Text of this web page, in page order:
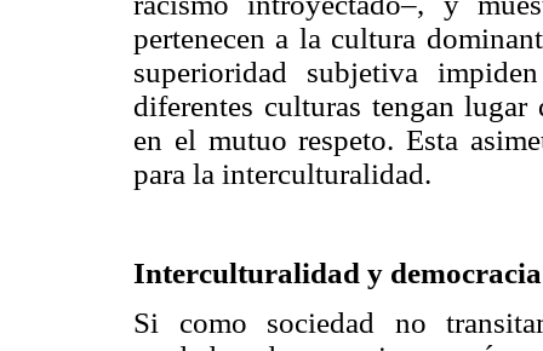
pertenecen a la cultura
superioridad subjetiva
diferentes culturas tengan
en el mutuo respeto. Esta
para la interculturalidad.
Interculturalidad y democracia
Si como sociedad no